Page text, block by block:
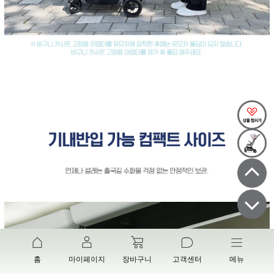
홈 마이페이지 장바구니 고객센터 메뉴